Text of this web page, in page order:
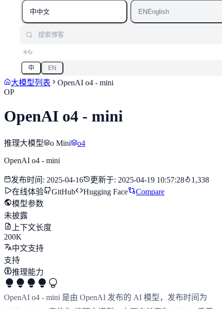
中中文 ENEnglish
中 EN
大模型列表
OpenAI o4 - mini
OP
OpenAI o4 - mini
推理大模型 o Mini o4
OpenAI o4 - mini
发布时间 : 2025-04-16 更新于: 2025-04-19 10:57:28
1,338
在线体验
GitHub Hugging Face
Compare
模型参数
未披露
上下文长度
200K
中文支持
支持
推理能力
OpenAI o4 - mini 是由 OpenAI 发布的 AI 模型，发布时间为